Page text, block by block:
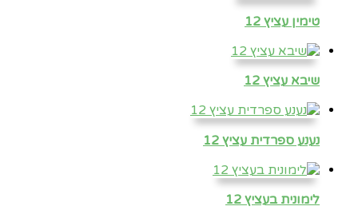
טימין עציץ 12
שיבא עציץ 12
נענע ספרדית עציץ 12
לימונית בעציץ 12